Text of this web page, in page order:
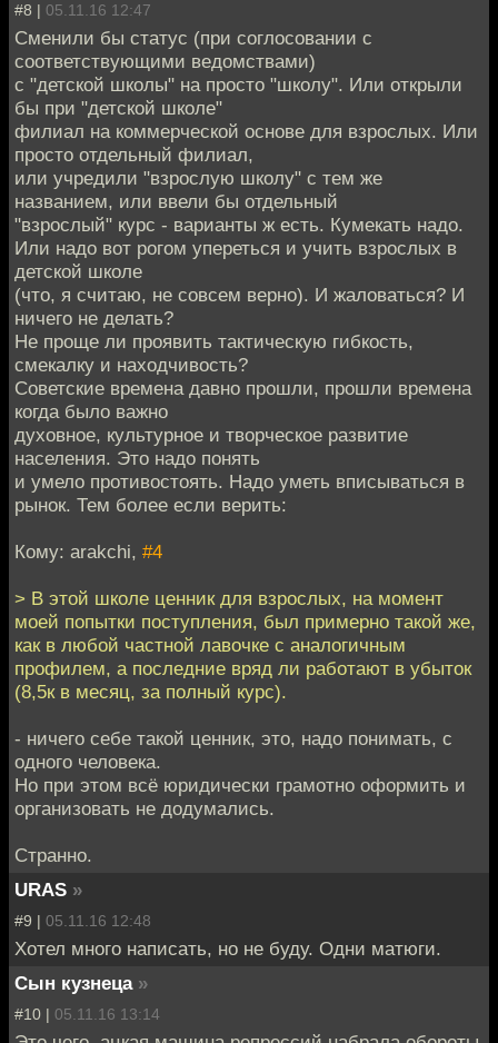
#8 | 05.11.16 12:47
Сменили бы статус (при соглосовании с
соответствующими ведомствами)
с "детской школы" на просто "школу". Или открыли
бы при "детской школе"
филиал на коммерческой основе для взрослых. Или
просто отдельный филиал,
или учредили "взрослую школу" с тем же
названием, или ввели бы отдельный
"взрослый" курс - варианты ж есть. Кумекать надо.
Или надо вот рогом упереться и учить взрослых в
детской школе
(что, я считаю, не совсем верно). И жаловаться? И
ничего не делать?
Не проще ли проявить тактическую гибкость,
смекалку и находчивость?
Советские времена давно прошли, прошли времена
когда было важно
духовное, культурное и творческое развитие
населения. Это надо понять
и умело противостоять. Надо уметь вписываться в
рынок. Тем более если верить:
Кому: arakchi, #4
> В этой школе ценник для взрослых, на момент
моей попытки поступления, был примерно такой же,
как в любой частной лавочке с аналогичным
профилем, а последние вряд ли работают в убыток
(8,5к в месяц, за полный курс).
- ничего себе такой ценник, это, надо понимать, с
одного человека.
Но при этом всё юридически грамотно оформить и
организовать не додумались.
Странно.
URAS »
#9 | 05.11.16 12:48
Хотел много написать, но не буду. Одни матюги.
Сын кузнеца »
#10 | 05.11.16 13:14